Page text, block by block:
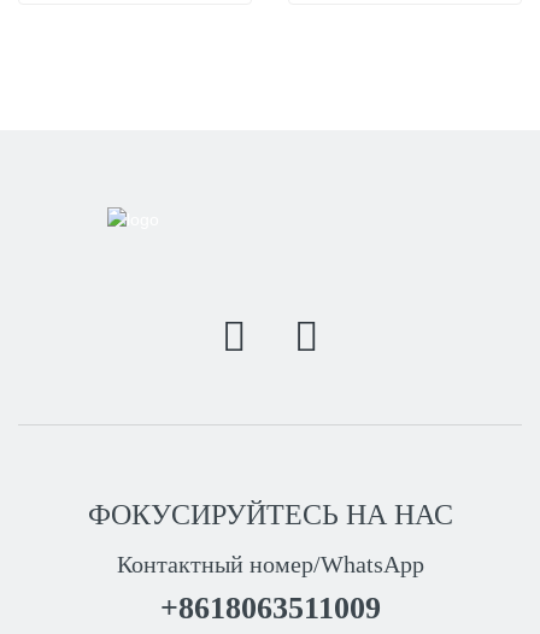
ФОКУСИРУЙТЕСЬ НА НАС
Контактный номер/WhatsApp
+8618063511009